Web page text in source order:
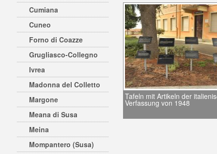
Cumiana
Cuneo
Forno di Coazze
Grugliasco-Collegno
Ivrea
Madonna del Colletto
Margone
Meana di Susa
Meina
Mompantero (Susa)
Tafeln mit Artikeln der
Verfassung von 1948